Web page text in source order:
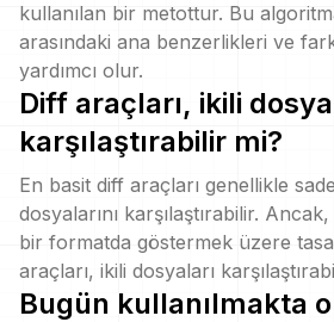
kullanılan bir metottur. Bu
arasındaki ana benzerlikleri ve
yardımcı olur.
Diff araçları, ikili
karşılaştırabilir mi?
En basit diff araçları genellikle
dosyalarını karşılaştırabilir.
bir formatda göstermek üzere
araçları, ikili dosyaları
Bugün kullanılmakta